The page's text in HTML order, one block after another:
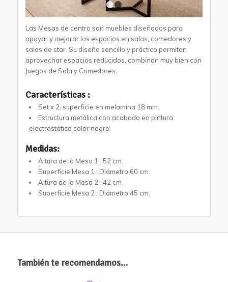
1
Las Mesas de centro son muebles diseñados para
apoyar y mejorar los espacios en salas, comedores y
salas de star. Su diseño sencillo y práctico permiten
aprovechar espacios reducidos, combinan muy bien con
Juegos de Sala y Comedores.
Características :
Set x 2, superficie en melamina 18 mm.
Estructura metálica con acabado en pintura
electrostática color negro.
Medidas:
Altura de la Mesa 1 : 52 cm.
Superficie Mesa 1 : Diámetro 60 cm.
Altura de la Mesa 2 : 42 cm.
Superficie Mesa 2 : Diámetro 45 cm.
También te recomendamos…